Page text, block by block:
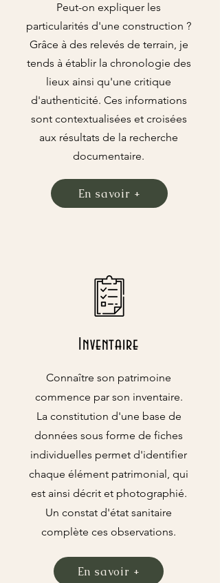
Peut-on expliquer les
particularités d'une construction ?
Grâce à des relevés de terrain, je
tends à établir la chronologie des
lieux ainsi qu'une critique
d'authenticité. Ces informations
sont contextualisées et croisées
aux résultats de la recherche
documentaire.
En savoir +
Inventaire
Connaître son patrimoine
commence par son inventaire.
La constitution d'une base de
données sous forme de fiches
individuelles permet d'identifier
chaque élément patrimonial, qui
est ainsi décrit et photographié.
Un constat d'état sanitaire
complète ces observations.
En savoir +